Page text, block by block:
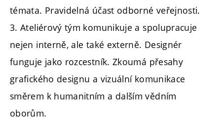
témata. Pravidelná účast odborné veřejnosti.
3. Ateliérový tým komunikuje a spolupracuje
nejen interně, ale také externě. Designér
funguje jako rozcestník. Zkoumá přesahy
grafického designu a vizuální komunikace
směrem k humanitním a dalším vědním
oborům.